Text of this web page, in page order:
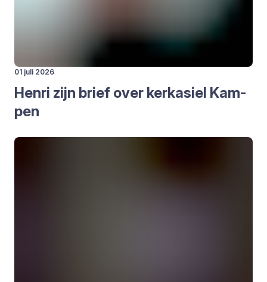
01 juli 2026
Hen­ri zijn brief over kerk­asiel Kam­
pen